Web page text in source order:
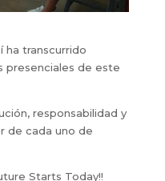
ha transcurrido
presenciales de este
responsabilidad y
de cada uno de
Starts Today!!